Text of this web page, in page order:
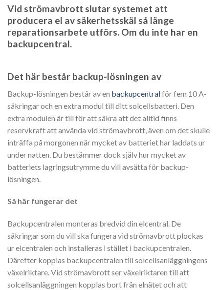
Vid strömavbrott slutar systemet att
producera el av säkerhetsskäl så länge
reparationsarbete utförs. Om du inte har en
backupcentral.
Det här består backup-lösningen av
Backup-lösningen består av en backupcentralför fem 10 A-
säkringar och en extra modul till ditt solcellsbatteri. Den
extra modulen är till för att säkra att det alltid finns
reservkraft att använda vid strömavbrott, även om det skulle
inträffa på morgonen när mycket av batteriet har laddats ur
under natten. Du bestämmer dock själv hur mycket av
batteriets lagringsutrymme du vill avsätta för backup-
lösningen.
Så här fungerar det
Backupcentralen monteras bredvid din elcentral. De
säkringar som du vill ska fungera vid strömavbrott plockas
ur elcentralen och installeras i stället i backupcentralen.
Därefter kopplas backupcentralen till solcellsanläggningens
växelriktare. Vid strömavbrott ser växelriktaren till att
solcellsanläggningen kopplas bort från elnätet och att